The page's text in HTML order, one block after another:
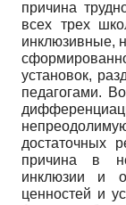
причина
всех трех
инклюзивные,
установок,
педагогами.
достаточных
причина в
инклюзии и
ценностей и